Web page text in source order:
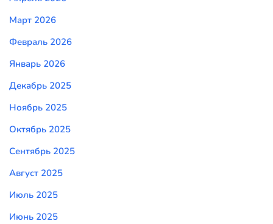
Март 2026
Февраль 2026
Январь 2026
Декабрь 2025
Ноябрь 2025
Октябрь 2025
Сентябрь 2025
Август 2025
Июль 2025
Июнь 2025